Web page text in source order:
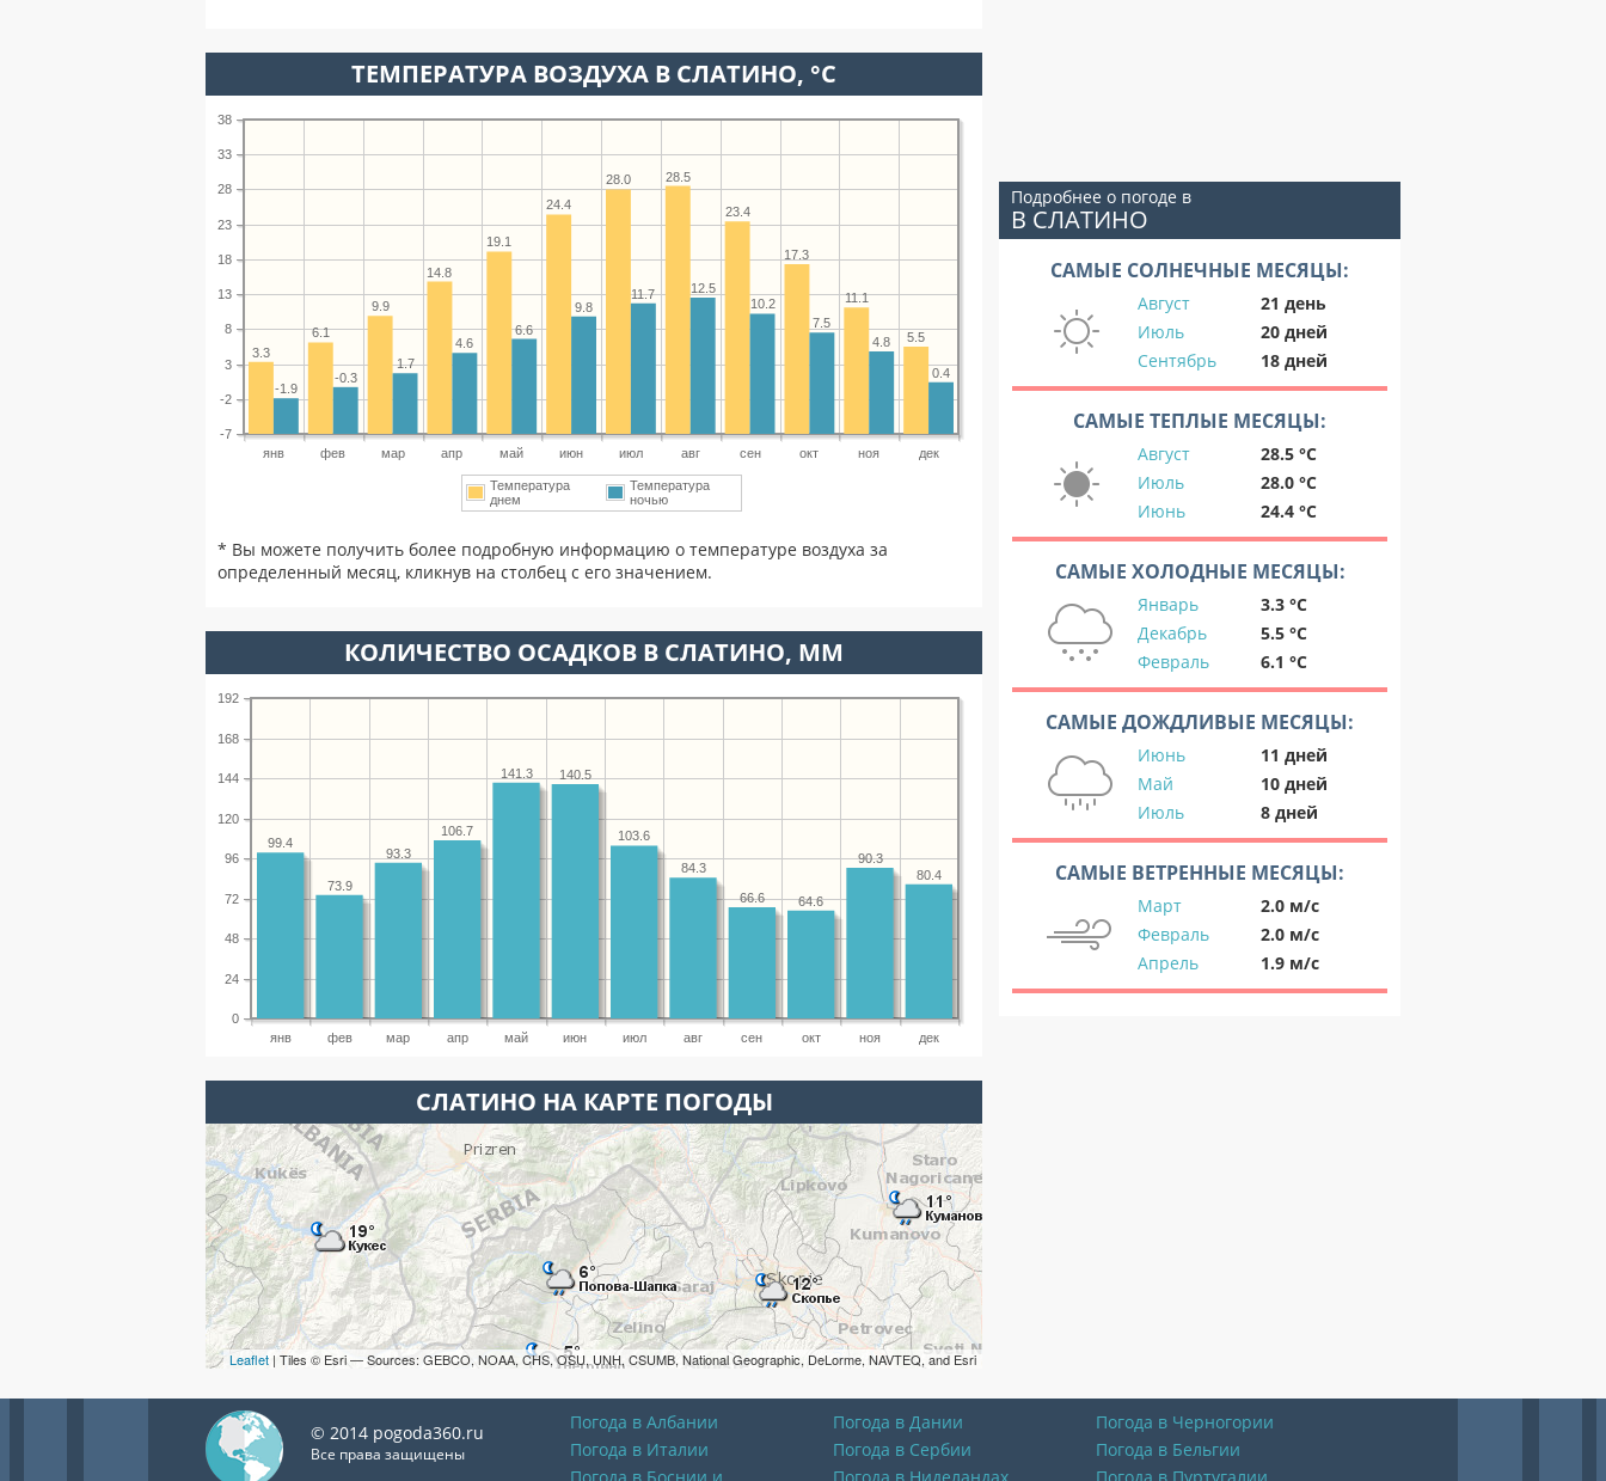
ТЕМПЕРАТУРА ВОЗДУХА В СЛАТИНО, °C
янв фев мар апр май июн июл авг сен окт ноя дек
-7
-2
3
8
13
18
23
28
33
38
5.5
11.1
17.3
23.4
28.5
28.0
24.4
19.1
14.8
9.9
6.1
3.3
0.4
4.8
7.5
10.2
12.5
11.7
9.8
6.6
4.6
1.7
-0.3
-1.9
Температура
днем
Температура
ночью
* Вы можете получить более подробную информацию о температуре воздуха за
определенный месяц, кликнув на столбец с его значением.
КОЛИЧЕСТВО ОСАДКОВ В СЛАТИНО, ММ
янв фев мар апр май июн июл авг сен окт ноя дек
0
24
48
72
96
120
144
168
192
80.4
90.3
64.6
66.6
84.3
103.6
140.5
141.3
106.7
93.3
73.9
99.4
СЛАТИНО НА КАРТЕ ПОГОДЫ
Leaflet | Tiles © Esri — Sources: GEBCO, NOAA, CHS, OSU, UNH, CSUMB, National Geographic, DeLorme, NAVTEQ, and Esri
Подробнее о погоде в
В СЛАТИНО
САМЫЕ СОЛНЕЧНЫЕ МЕСЯЦЫ:
Август
21 день
Июль
20 дней
Сентябрь
18 дней
САМЫЕ ТЕПЛЫЕ МЕСЯЦЫ:
Август
28.5 °C
Июль
28.0 °C
Июнь
24.4 °C
САМЫЕ ХОЛОДНЫЕ МЕСЯЦЫ:
Январь
3.3 °C
Декабрь
5.5 °C
Февраль
6.1 °C
САМЫЕ ДОЖДЛИВЫЕ МЕСЯЦЫ:
Июнь
11 дней
Май
10 дней
Июль
8 дней
САМЫЕ ВЕТРЕННЫЕ МЕСЯЦЫ:
Март
2.0 м/с
Февраль
2.0 м/с
Апрель
1.9 м/с
© 2014 pogoda360.ru
Все права защищены
Погода в Албании Погода в Дании
Погода в Черногории
Погода в Италии
Погода в Сербии
Погода в Бельгии